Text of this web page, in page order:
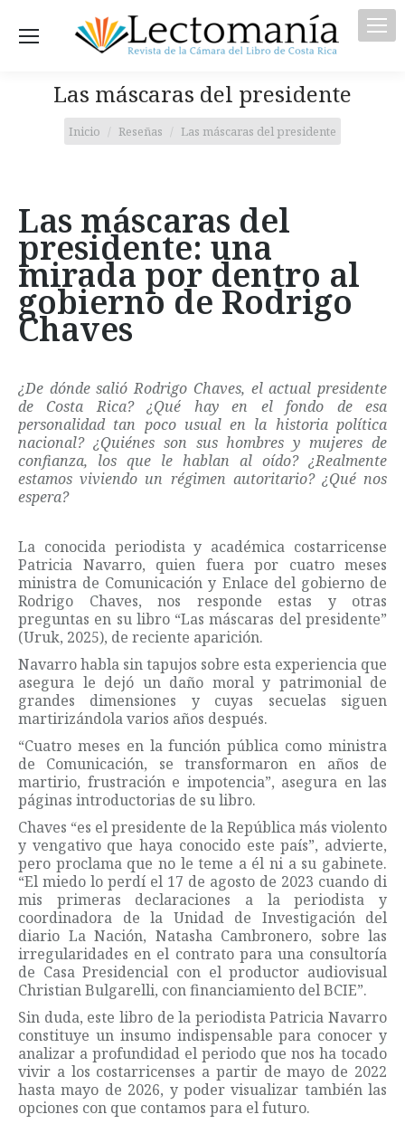
Las máscaras del presidente
Estás aquí:
Inicio Reseñas Las máscaras del presidente
Las máscaras del
presidente: una
mirada por dentro al
gobierno de Rodrigo
Chaves
¿De dónde salió Rodrigo Chaves, el actual presidente
de Costa Rica? ¿Qué hay en el fondo de esa
personalidad tan poco usual en la historia política
nacional? ¿Quiénes son sus hombres y mujeres de
confianza, los que le hablan al oído? ¿Realmente
estamos viviendo un régimen autoritario? ¿Qué nos
espera?
La conocida periodista y académica costarricense
Patricia Navarro, quien fuera por cuatro meses
ministra de Comunicación y Enlace del gobierno de
Rodrigo Chaves, nos responde estas y otras
preguntas en su libro “Las máscaras del presidente”
(Uruk, 2025), de reciente aparición.
Navarro habla sin tapujos sobre esta experiencia que
asegura le dejó un daño moral y patrimonial de
grandes dimensiones y cuyas secuelas siguen
martirizándola varios años después.
“Cuatro meses en la función pública como ministra
de Comunicación, se transformaron en años de
martirio, frustración e impotencia”, asegura en las
páginas introductorias de su libro.
Chaves “es el presidente de la República más violento
y vengativo que haya conocido este país”, advierte,
pero proclama que no le teme a él ni a su gabinete.
“El miedo lo perdí el 17 de agosto de 2023 cuando di
mis primeras declaraciones a la periodista y
coordinadora de la Unidad de Investigación del
diario La Nación, Natasha Cambronero, sobre las
irregularidades en el contrato para una consultoría
de Casa Presidencial con el productor audiovisual
Christian Bulgarelli, con financiamiento del BCIE”.
Sin duda, este libro de la periodista Patricia Navarro
constituye un insumo indispensable para conocer y
analizar a profundidad el periodo que nos ha tocado
vivir a los costarricenses a partir de mayo de 2022
hasta mayo de 2026, y poder visualizar también las
opciones con que contamos para el futuro.